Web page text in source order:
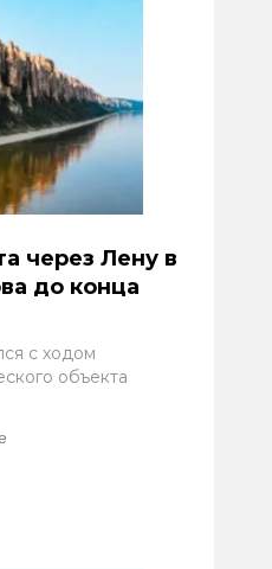
через Лену в
до конца
с ходом
объекта